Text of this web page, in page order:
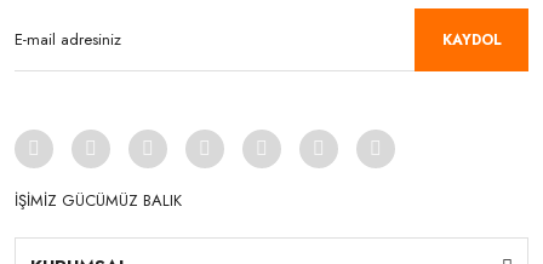
KAYDOL
İŞİMİZ GÜCÜMÜZ BALIK